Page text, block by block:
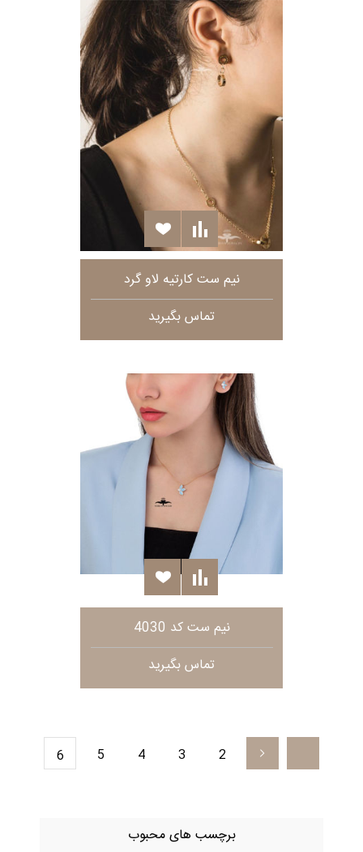
نیم ست کارتیه لاو گرد
تماس بگیرید
نیم ست کد 4030
تماس بگیرید
2
3
4
5
6
برچسب های محبوب